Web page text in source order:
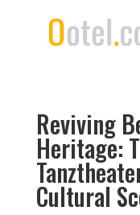
Reviving
Heritage:
Cultural